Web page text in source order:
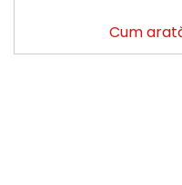
Cum